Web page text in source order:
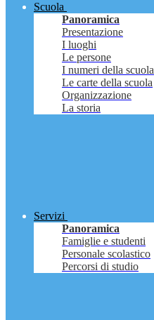
Scuola
Panoramica
Presentazione
I luoghi
Le persone
I numeri della scuola
Le carte della scuola
Organizzazione
La storia
Servizi
Panoramica
Famiglie e studenti
Personale scolastico
Percorsi di studio